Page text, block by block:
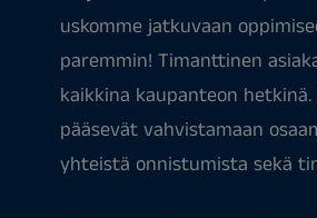
uskomme jatkuvaan
paremmin! Timanttinen
kaikkina kaupanteon
pääsevät vahvistamaan
yhteistä onnistumista sekä